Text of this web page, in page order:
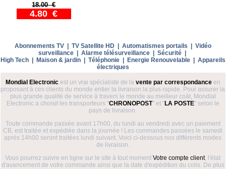
18.00 €
4.80 €
Abonnements TV| TV Satellite HD| Automatismes portails | Vidéo
surveillance| Alarme télésurveillance| Sécurité|
High Tech| Maison & jardin| Téléphonie| Energie Renouvelable| Appareils
électriques
Mondial Electronicest un vrai spécialiste de la vente par correspondanceen
proposant à ces clients du monde entier la livraison la plus rapide. Pour assurer la
plus grande qualité de service à travers le monde au meilleur coàt, Mondial
Electronic a choisit les transporteurs "CHRONOPOST" et "LA POSTE" selon le
pays de livraison.
Toute commande passée avant 17h00, du lundi au vendredi avec un paiement
CB, est traitée et expédiée dans la journée ! Les commandes passées le samedi
aprés 14h00 seront traitées lundi suivant. Voici ci-dessous nos différents modes
de livraison.
Vous pourrez suivre en ligne sur le site à tout momentVotre compte client, l'état
d'avancement de votre commande ainsi que la date d'expédition du colis. De plus